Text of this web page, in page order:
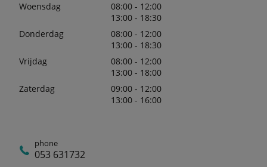
Woensdag
08:00 - 12:00
13:00 - 18:30
Donderdag
08:00 - 12:00
13:00 - 18:30
Vrijdag
08:00 - 12:00
13:00 - 18:00
Zaterdag
09:00 - 12:00
13:00 - 16:00
phone
053 631732